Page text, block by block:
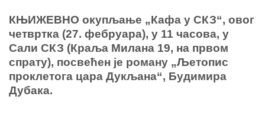
КЊИЖЕВНО окупљање „Кафа у СКЗ“, овог
четвртка (27. фебруара), у 11 часова, у
Сали СКЗ (Краља Милана 19, на првом
спрату), посвећен је роману „Љетопис
проклетога цара Дукљана“, Будимира
Дубака.